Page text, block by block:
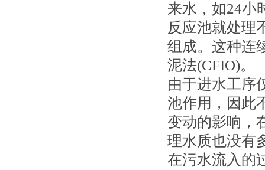
来水，如24小
反应池就处理
组成。这种连
泥法(CFIO)。
由于进水工序
池作用，因此
变动的影响，
理水质也没有
在污水流入的